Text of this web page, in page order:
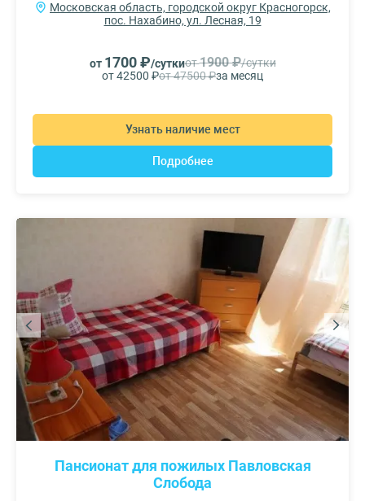
Московская область, городской округ Красногорск,
пос. Нахабино, ул. Лесная, 19
от 1700 ₽/суткиот1900 ₽/сутки
от 42500 ₽от 47500 ₽за месяц
Узнать наличие мест
Подробнее
Пансионат для пожилых Павловская
Слобода